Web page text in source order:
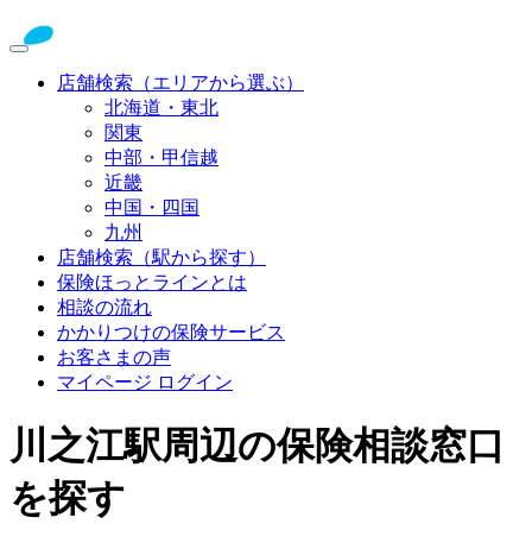
店舗検索（エリアから選ぶ）
北海道・東北
関東
中部・甲信越
近畿
中国・四国
九州
店舗検索（駅から探す）
保険ほっとラインとは
相談の流れ
かかりつけの保険サービス
お客さまの声
マイページ ログイン
川之江駅周辺の保険相談窓口
を探す